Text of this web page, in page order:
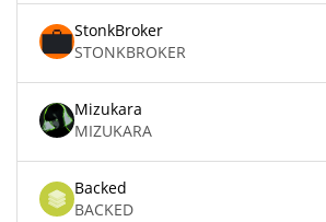
StonkBroker
STONKBROKER
Mizukara
MIZUKARA
Backed
BACKED